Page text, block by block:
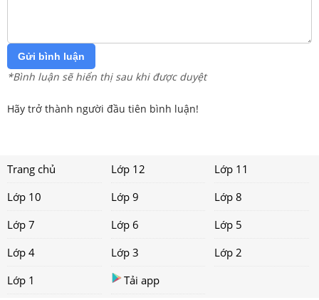
Gửi bình luận
*Bình luận sẽ hiển thị sau khi được duyệt
Hãy trở thành người đầu tiên bình luận!
Trang chủ Lớp 12
Lớp 11
Lớp 10
Lớp 9
Lớp 8
Lớp 7
Lớp 6
Lớp 5
Lớp 4
Lớp 3
Lớp 2
Lớp 1
Tải app